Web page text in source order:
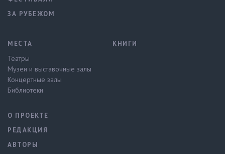
ЗА РУБЕЖОМ
МЕСТА
Театры
Музеи и выставочные залы
Концертные залы
Библиотеки
КНИГИ
О ПРОЕКТЕ
РЕДАКЦИЯ
АВТОРЫ